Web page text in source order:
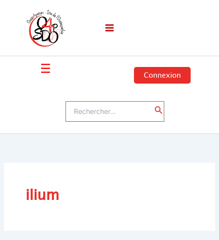
☰ Connexion
Rechercher
ilium